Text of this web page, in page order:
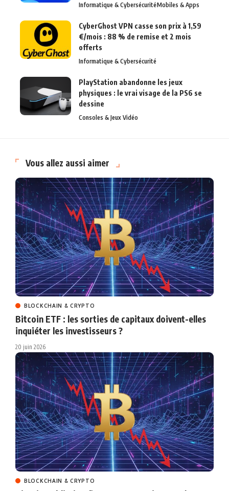
Informatique & CybersécuritéMobiles & Apps
CyberGhost VPN casse son prix à 1,59
€/mois : 88 % de remise et 2 mois
offerts
Informatique & Cybersécurité
PlayStation abandonne les jeux
physiques : le vrai visage de la PS6 se
dessine
Consoles & Jeux Vidéo
Vous allez aussi aimer
BLOCKCHAIN & CRYPTO
Bitcoin ETF : les sorties de capitaux doivent-elles
inquiéter les investisseurs ?
20 juin 2026
BLOCKCHAIN & CRYPTO